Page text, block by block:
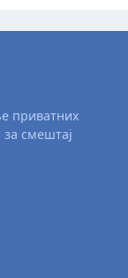
приватних
смештај